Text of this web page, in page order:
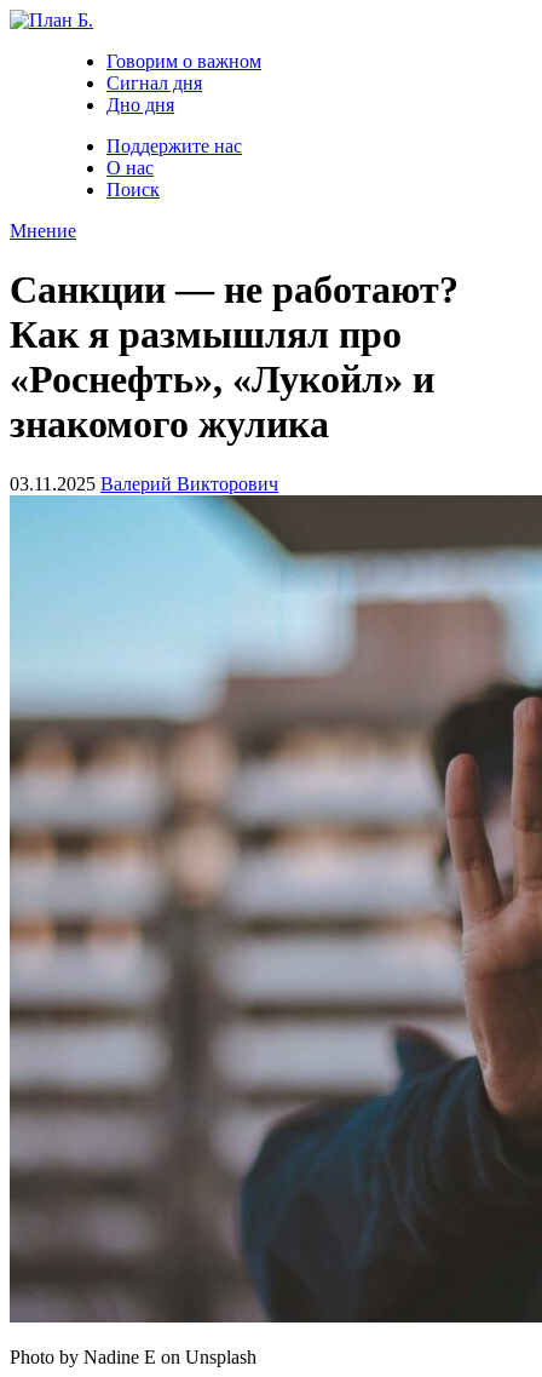
Говорим о важном
Сигнал дня
Дно дня
Поддержите нас
О нас
Поиск
Мнение
Санкции — не работают?
Как я размышлял про
«Роснефть», «Лукойл» и
знакомого жулика
03.11.2025 Валерий Викторович
Photo by Nadine E on Unsplash